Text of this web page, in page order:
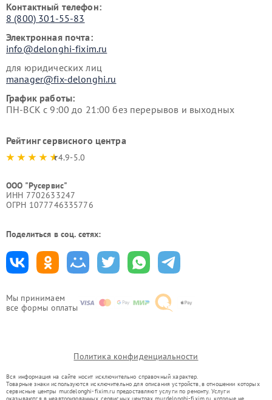
Мы принимаем
все формы оплаты
Контактный телефон:
8 (800) 301-55-83
Электронная почта:
info@delonghi-fixim.ru
для юридических лиц
manager@fix-delonghi.ru
График работы:
ПН-ВСК с 9:00 до 21:00 без перерывов и выходных
Рейтинг сервисного центра
4.9-5.0
ООО "Русервис"
ИНН 7702633247
ОГРН 1077746335776
Поделиться в соц. сетях:
Политика конфиденциальности
Вся информация на сайте носит исключительно справочный характер.
Товарные знаки используются исключительно для описания устройств, в отношении которых
сервисные центры mur.delonghi-fixim.ru предоставляют услуги по ремонту. Услуги